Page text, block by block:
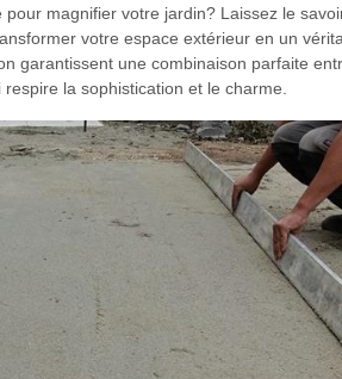
magnifier votre jardin? Laissez le
votre espace extérieur en un
garantissent une combinaison parfaite
la sophistication et le charme.